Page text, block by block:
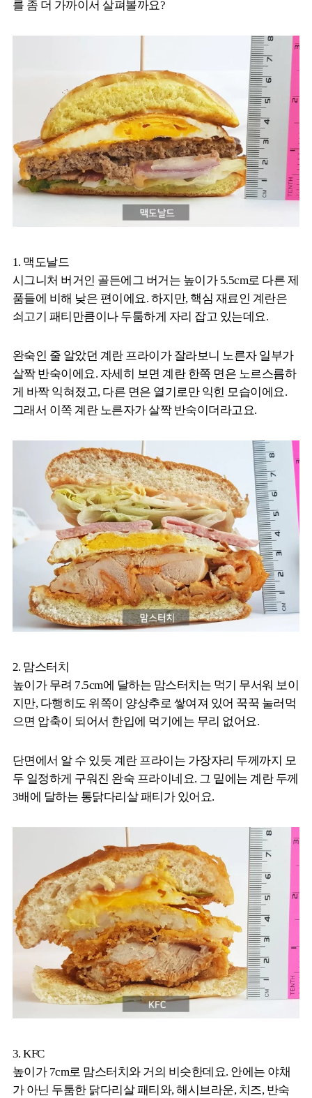
를 좀 더 가까이서 살펴볼까요?
1. 맥도날드
시그니처 버거인 골든에그 버거는 높이가 5.5cm로 다른 제
품들에 비해 낮은 편이에요. 하지만, 핵심 재료인 계란은
쇠고기 패티만큼이나 두툼하게 자리 잡고 있는데요.
완숙인 줄 알았던 계란 프라이가 잘라보니 노른자 일부가
살짝 반숙이에요. 자세히 보면 계란 한쪽 면은 노르스름하
게 바짝 익혀졌고, 다른 면은 열기로만 익힌 모습이에요.
그래서 이쪽 계란 노른자가 살짝 반숙이더라고요.
2. 맘스터치
높이가 무려 7.5cm에 달하는 맘스터치는 먹기 무서워 보이
지만, 다행히도 위쪽이 양상추로 쌓여져 있어 꾹꾹 눌러먹
으면 압축이 되어서 한입에 먹기에는 무리 없어요.
단면에서 알 수 있듯 계란 프라이는 가장자리 두께까지 모
두 일정하게 구워진 완숙 프라이네요. 그 밑에는 계란 두께
3배에 달하는 통닭다리살 패티가 있어요.
3. KFC
높이가 7cm로 맘스터치와 거의 비슷한데요. 안에는 야채
가 아닌 두툼한 닭다리살 패티와, 해시브라운, 치즈, 반숙